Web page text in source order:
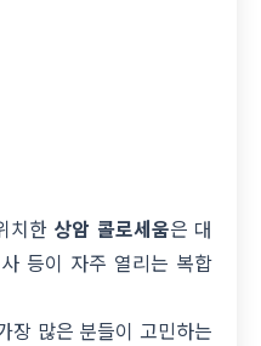
치한 상암 콜로세움은 대
등이 자주 열리는 복합
장 많은 분들이 고민하는